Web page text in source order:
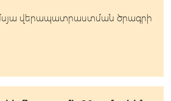
վերապատրաստման ծրագրի